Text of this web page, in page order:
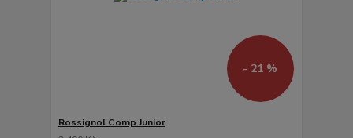
- 21 %
Rossignol Comp Junior